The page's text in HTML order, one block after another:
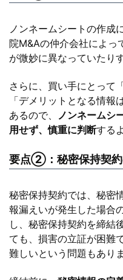
ノンネームシートの作成
院M&Aの仲介会社によっ
が微妙に異なっていたり
さらに、買い手にとって
「デメリットとなる情報
あるので、
ノンネームシ
用せず、慎重に判断する
要点②：秘密保持契約
秘密保持契約では、秘密
報漏えいが発生した場合
し、秘密保持契約を締結
ても、損害の立証が困難
難しいという問題もありま